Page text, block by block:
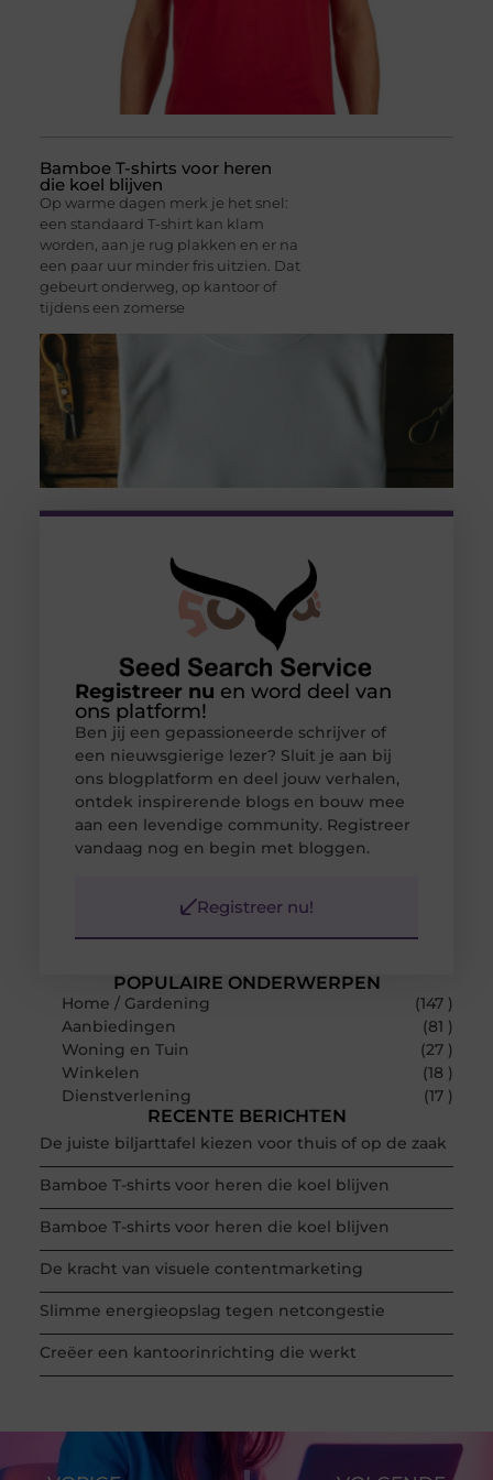
Bamboe T-shirts voor heren
die koel blijven
Op warme dagen merk je het snel:
een standaard T-shirt kan klam
worden, aan je rug plakken en er na
een paar uur minder fris uitzien. Dat
gebeurt onderweg, op kantoor of
tijdens een zomerse
POPULAIRE ONDERWERPEN
Home / Gardening
(147 )
Aanbiedingen
(81 )
Woning en Tuin
(27 )
Winkelen
(18 )
Dienstverlening
(17 )
RECENTE BERICHTEN
De juiste biljarttafel kiezen voor thuis of op de zaak
Bamboe T-shirts voor heren die koel blijven
Bamboe T-shirts voor heren die koel blijven
De kracht van visuele contentmarketing
Slimme energieopslag tegen netcongestie
Creëer een kantoorinrichting die werkt
Registreer nu en word deel van
ons platform!
Ben jij een gepassioneerde schrijver of
een nieuwsgierige lezer? Sluit je aan bij
ons blogplatform en deel jouw verhalen,
ontdek inspirerende blogs en bouw mee
aan een levendige community. Registreer
vandaag nog en begin met bloggen.
Registreer nu!